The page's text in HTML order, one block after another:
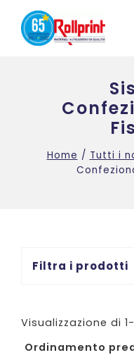
Salta
contenuto
Home / Tutti i
Visualizzazione di
Filtra i prodotti